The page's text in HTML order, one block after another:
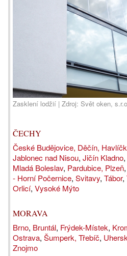
Zasklení lodžií | Zdroj: Svět oken,
ČECHY
České Budějovice, Děčín,
Jablonec nad Nisou, Jičín Kladno,
Mladá Boleslav, Pardubice, Plzeň,
- Horní Počernice, Svitavy, Tábor,
Orlicí, Vysoké Mýto
MORAVA
Brno, Bruntál, Frýdek-Místek,
Ostrava, Šumperk, Třebíč,
Znojmo